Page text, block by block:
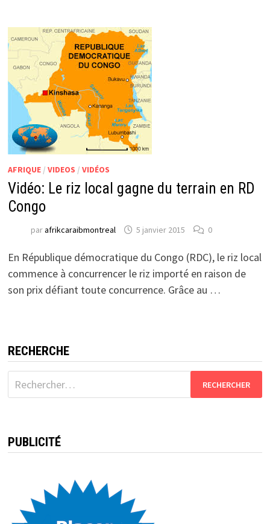
AFRIQUE/ VIDEOS / VIDÉOS
Vidéo: Le riz local gagne du terrain en RD
Congo
parafrikcaraibmontreal 5 janvier 2015 0
En République démocratique du Congo (RDC), le riz local
commence à concurrencer le riz importé en raison de
son prix défiant toute concurrence. Grâce au …
RECHERCHE
Rechercher :
PUBLICITÉ